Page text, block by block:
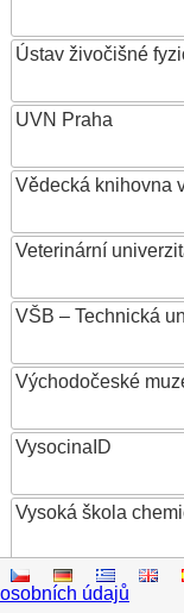
Ústav živočišné
UVN Praha
Vědecká knihovna
Veterinární
VŠB – Technická
Východočeské
VysocinaID
Vysoká škola
Vysoká škola
osobních údajů